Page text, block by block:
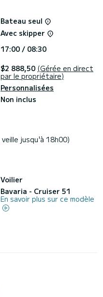
Bateau seul
Avec skipper
17:00 / 08:30
$2 888,50 (Gérée en direct
par le propriétaire)
Personnalisées
Non inclus
jusqu'à 18h00)
Voilier
Bavaria - Cruiser 51
En savoir plus sur ce modèle